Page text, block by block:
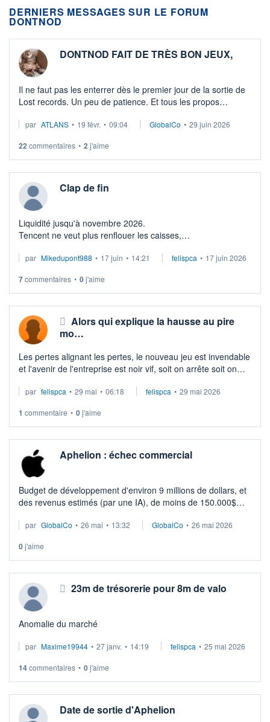
DERNIERS MESSAGES SUR LE FORUM
DONTNOD
DONTNOD FAIT DE TRÈS BON JEUX,
Il ne faut pas les enterrer dès le premier jour de la sortie de
Lost records. Un peu de patience. Et tous les propos
boursier. Quand bien ...
par ATLANS • 19 févr. • 09:04 GlobalCo • 29 juin 2026
22 commentaires • 2 j'aime
Clap de fin
Liquidité jusqu'à novembre 2026.
Tencent ne veut plus renflouer les caisses,
par Mikedupont988 • 17 juin • 14:21 felispca • 17 juin 2026
7commentaires • 0j'aime
Alors qui explique la hausse au pire
mo…
Les pertes alignant les pertes, le nouveau jeu est invendable
et l'avenir de l'entreprise est noir vif, soit on arrête soit on
depuis quelqu ...
par felispca • 29 mai • 06:18 felispca • 29 mai 2026
1 commentaire • 0j'aime
Aphelion : échec commercial
Budget de développement d'environ 9 millions de dollars, et
des revenus estimés (par une IA), de moins de 150.000$
Gamalytics.
par GlobalCo • 26 mai • 13:32 GlobalCo • 26 mai 2026
0j'aime
23m de trésorerie pour 8m de valo
Anomalie du marché
par Maxime19944 • 27 janv. • 14:19 felispca • 25 mai 2026
14commentaires • 0j'aime
Date de sortie d'Aphelion